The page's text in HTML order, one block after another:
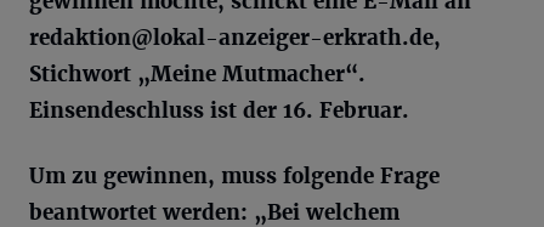
redaktion@lokal-anzeiger-erkrath.de,
Stichwort „Meine Mutmacher“.
Einsendeschluss ist der 16. Februar.
Um zu gewinnen, muss folgende Frage
beantwortet werden: „Bei welchem